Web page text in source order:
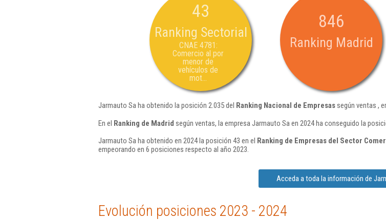
43
Ranking Sectorial
CNAE 4781:
Comercio al por
menor de
vehículos de
mot...
846
Ranking Madrid
Jarmauto Sa ha obtenido la posición 2.035 del Ranking Nacional de Empresassegún ventas ,
En el Ranking de Madrid según ventas, la empresa Jarmauto Sa en 2024 ha conseguido la
Jarmauto Sa ha obtenido en 2024 la posición 43 en el Ranking de Empresas del Sector
empeorando en 6 posiciones respecto al año 2023.
Acceda a toda la información de
Evolución posiciones 2023 - 2024